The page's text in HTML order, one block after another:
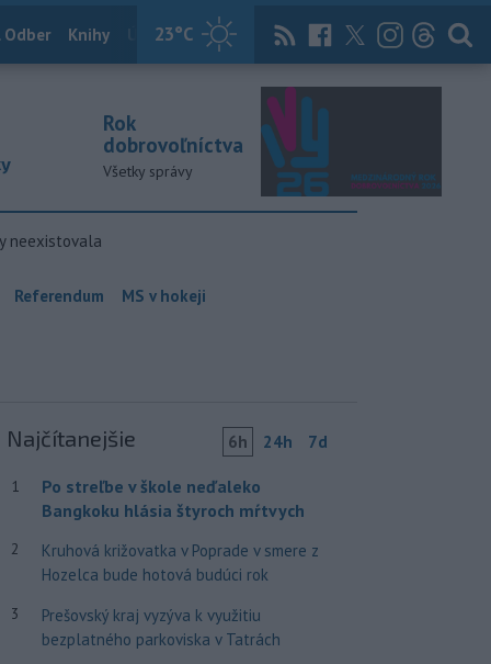
23°C
Odber Knihy Útulkovo Magazín News Now Archív
Rok
dobrovoľníctva
Všetky správy
neexistovala
Referendum MS v hokeji
Najčítanejšie 6h 24h 7d
1
Po streľbe v škole neďaleko
Bangkoku hlásia štyroch mŕtvych
2
Kruhová križovatka v Poprade v smere z
Hozelca bude hotová budúci rok
3
Prešovský kraj vyzýva k využitiu
bezplatného parkoviska v Tatrách